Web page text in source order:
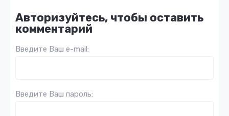
Авторизуйтесь, чтобы оставить
комментарий
Введите Ваш e-mail:
Введите Ваш пароль: